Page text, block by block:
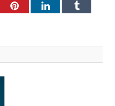
PinterestLinkedInTumblr